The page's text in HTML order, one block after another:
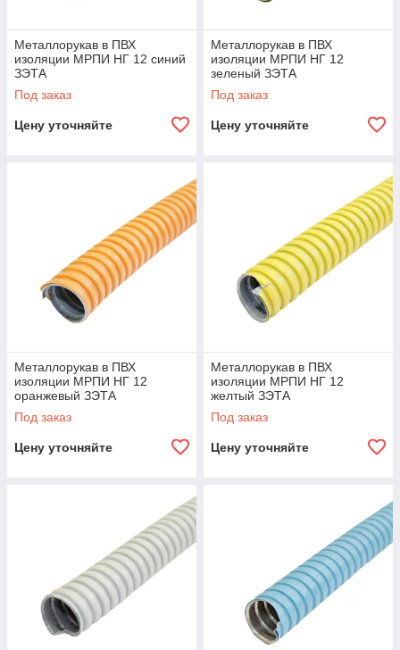
Металлорукав в ПВХ
изоляции МРПИ НГ 12 синий
ЗЭТА
Под заказ
Цену уточняйте
Металлорукав в ПВХ
изоляции МРПИ НГ 12
зеленый ЗЭТА
Под заказ
Цену уточняйте
Металлорукав в ПВХ
изоляции МРПИ НГ 12
оранжевый ЗЭТА
Под заказ
Цену уточняйте
Металлорукав в ПВХ
изоляции МРПИ НГ 12
желтый ЗЭТА
Под заказ
Цену уточняйте